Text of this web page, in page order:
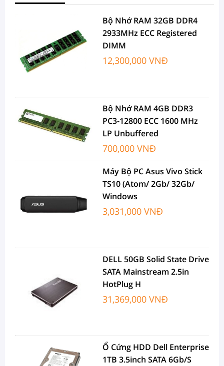
Bộ Nhớ RAM 32GB DDR4
2933MHz ECC Registered
DIMM
12,300,000 VNĐ
Bộ Nhớ RAM 4GB DDR3
PC3-12800 ECC 1600 MHz
LP Unbuffered
700,000 VNĐ
Máy Bộ PC Asus Vivo Stick
TS10 (Atom/ 2Gb/ 32Gb/
Windows
3,031,000 VNĐ
DELL 50GB Solid State Drive
SATA Mainstream 2.5in
HotPlug H
31,369,000 VNĐ
Ổ Cứng HDD Dell Enterprise
1TB 3.5inch SATA 6Gb/s